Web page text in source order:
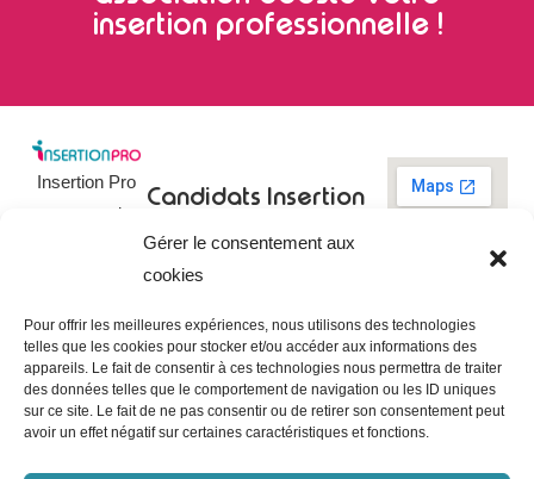
Gérer le consentement aux
cookies
Pour offrir les meilleures expériences, nous utilisons des technologies
telles que les cookies pour stocker et/ou accéder aux informations des
appareils. Le fait de consentir à ces technologies nous permettra de traiter
des données telles que le comportement de navigation ou les ID uniques
sur ce site. Le fait de ne pas consentir ou de retirer son consentement peut
avoir un effet négatif sur certaines caractéristiques et fonctions.
insertion professionnelle !
Insertion Pro
est une action
pour
l’Insertion
Professionnelle ,
dédiée à
l’insertion et
Candidats
emploi
Tableau de
bord du
candidat
Entreprises
Poster une
Insertion
09 73 03 78
Contact
CGU
Mentions
légales